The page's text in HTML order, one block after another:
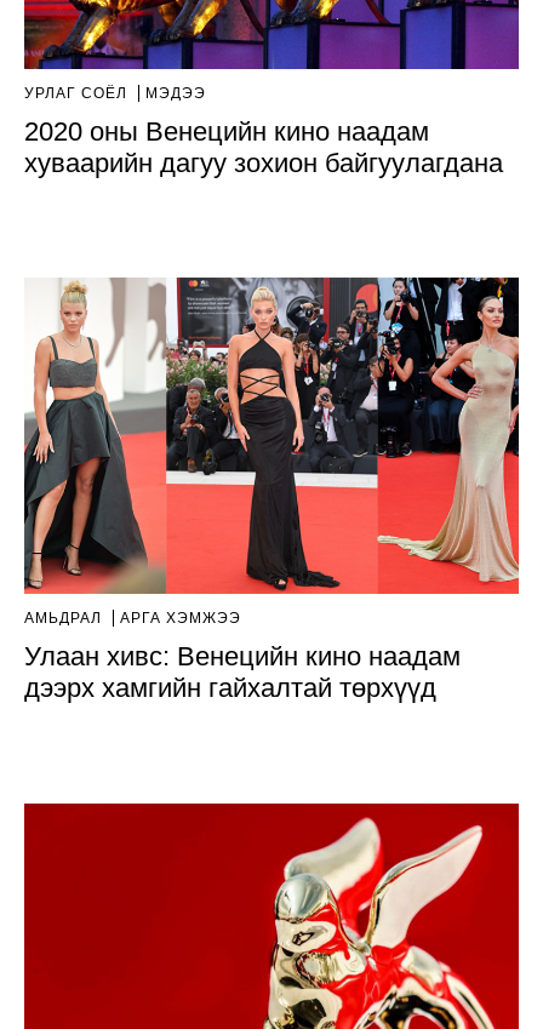
УРЛАГ СОЁЛ МЭДЭЭ
2020 оны Венецийн кино наадам
хуваарийн дагуу зохион байгуулагдана
АМЬДРАЛ АРГА ХЭМЖЭЭ
Улаан хивс: Венецийн кино наадам
дээрх хамгийн гайхалтай төрхүүд